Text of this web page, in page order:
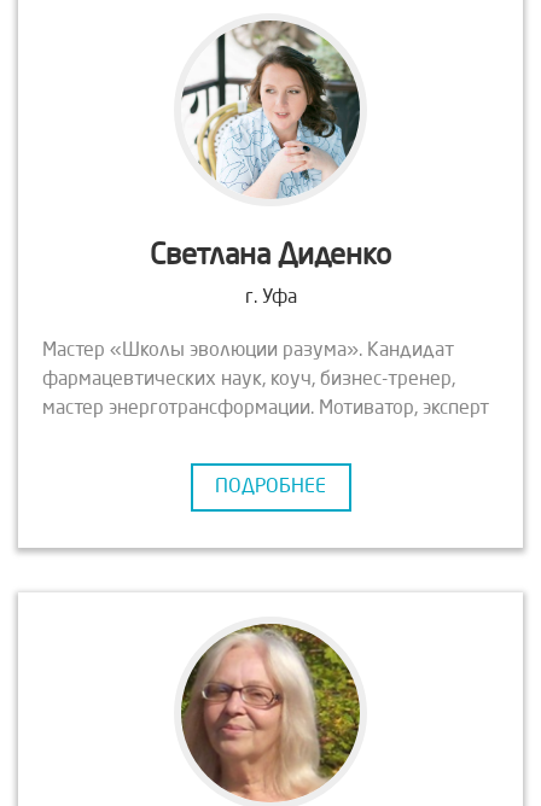
Светлана Диденко
г. Уфа
Мастер «Школы эволюции разума». Кандидат
фармацевтических наук, коуч, бизнес-тренер,
мастер энерготрансформации. Мотиватор, эксперт
личной эффективности и достижения
ПОДРОБНЕЕ